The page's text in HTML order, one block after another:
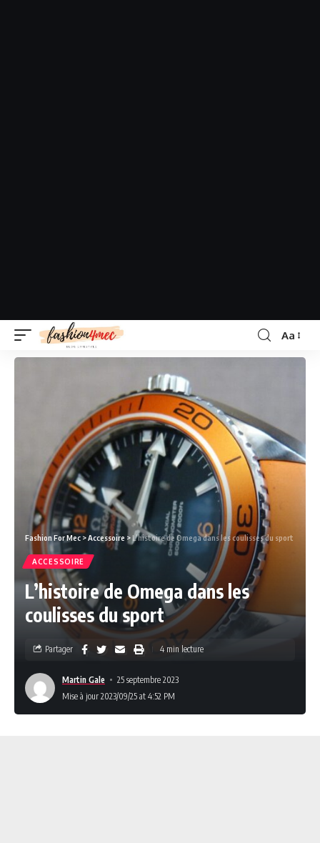
Aa
Fashion For Mec >Accessoire >L’histoire de Omega dans les coulisses du sport
ACCESSOIRE
L’histoire de Omega dans les
coulisses du sport
Martin Gale
25 septembre 2023
Mise à jour 2023/09/25 at 4:52 PM
Partager 4 min lecture